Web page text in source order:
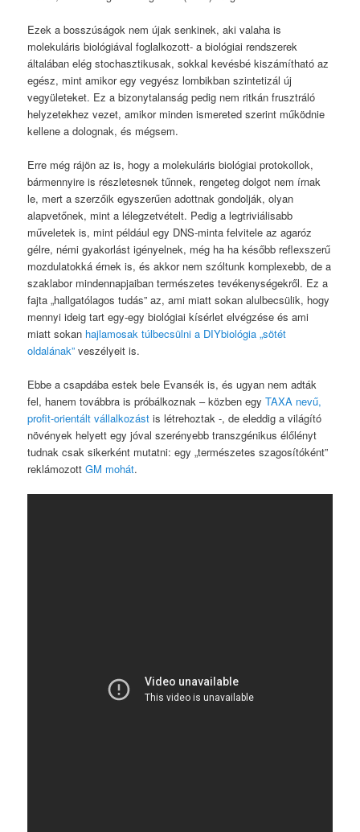
Ezek a bosszúságok nem újak senkinek, aki valaha is
molekuláris biológiával foglalkozott- a biológiai rendszerek
általában elég stochasztikusak, sokkal kevésbé kiszámítható az
egész, mint amikor egy vegyész lombikban szintetizál új
vegyületeket. Ez a bizonytalanság pedig nem ritkán frusztráló
helyzetekhez vezet, amikor minden ismereted szerint működnie
kellene a dolognak, és mégsem.
Erre még rájön az is, hogy a molekuláris biológiai protokollok,
bármennyire is részletesnek tűnnek, rengeteg dolgot nem írnak
le, mert a szerzőik egyszerűen adottnak gondolják, olyan
alapvetőnek, mint a lélegzetvételt. Pedig a legtriviálisabb
műveletek is, mint például egy DNS-minta felvitele az agaróz
gélre, némi gyakorlást igényelnek, még ha ha később reflexszerű
mozdulatokká érnek is, és akkor nem szóltunk komplexebb, de a
szaklabor mindennapjaiban természetes tevékenységekről. Ez a
fajta „hallgatólagos tudás” az, ami miatt sokan alulbecsülik, hogy
mennyi ideig tart egy-egy biológiai kísérlet elvégzése és ami
miatt sokan hajlamosak túlbecsülni a DIYbiológia „sötét
oldalának” veszélyeit is.
Ebbe a csapdába estek bele Evansék is, és ugyan nem adták
fel, hanem továbbra is próbálkoznak – közben egyTAXA nevű,
profit-orientált vállalkozást is létrehoztak -, de eleddig a világító
növények helyett egy jóval szerényebb transzgénikus élőlényt
tudnak csak sikerként mutatni: egy „természetes szagosítóként”
reklámozottGM mohát.‌